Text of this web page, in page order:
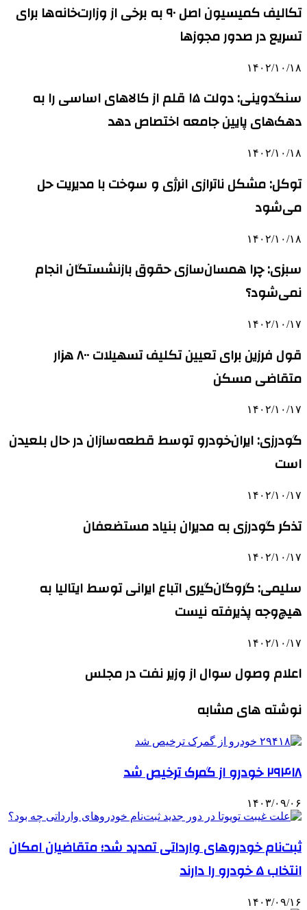
تکالیف کمیسیون اصل ۹۰ به برخی از وزارت‌خانه‌ها برای
تسریع در صدور مجوزها
۱۴۰۲/۱۰/۱۸
سنگدوینی: دولت ۱۵ قلم از کالاهای اساسی را به
دهک‌های پایین جامعه اختصاص دهد
۱۴۰۲/۱۰/۱۸
توکل: مشکل ناترازی انرژی و سوخت با مدیریت حل
می‌شود
۱۴۰۲/۱۰/۱۸
سبزی: چرا همسان‌سازی حقوق بازنشستگان انجام
نمی‌شود؟
۱۴۰۲/۱۰/۱۷
قول فرزین برای تعیین تکلیف تسهیلات ۸۰۰ هزار
متقاضی مسکن
۱۴۰۲/۱۰/۱۷
گودرزی: ایران‌خودرو توسط قطعه‌سازان در حال بلعیدن
است
۱۴۰۲/۱۰/۱۷
تذکر گودرزی به مدیران بنیاد مستضعفان
۱۴۰۲/۱۰/۱۷
سلیمی: گروگان‌گیری اتباع ایرانی توسط ایتالیا به
هیچ‌وجه پذیرفته نیست
۱۴۰۲/۱۰/۱۷
اعلام وصول سوال از وزیر نفت در مجلس
نوشته های مشابه
۲۹۴۱۸ خودرو از گمرک ترخیص شد
۱۴۰۳/۰۹/۰۶
ثبت‌نام خودروهای وارداتی تمدید شد؛ متقاضیان امکان
انتخاب ۵ خودرو را دارند
۱۴۰۳/۰۹/۱۶